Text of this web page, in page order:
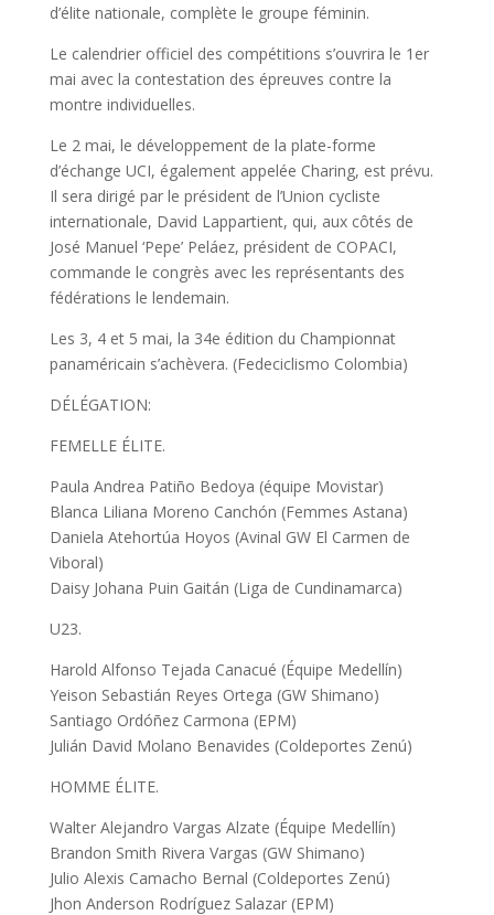
d’élite nationale, complète le groupe féminin.
Le calendrier officiel des compétitions s’ouvrira le 1er
mai avec la contestation des épreuves contre la
montre individuelles.
Le 2 mai, le développement de la plate-forme
d’échange UCI, également appelée Charing, est prévu.
Il sera dirigé par le président de l’Union cycliste
internationale, David Lappartient, qui, aux côtés de
José Manuel ‘Pepe’ Peláez, président de COPACI,
commande le congrès avec les représentants des
fédérations le lendemain.
Les 3, 4 et 5 mai, la 34e édition du Championnat
panaméricain s’achèvera. (Fedeciclismo Colombia)
DÉLÉGATION:
FEMELLE ÉLITE.
Paula Andrea Patiño Bedoya (équipe Movistar)
Blanca Liliana Moreno Canchón (Femmes Astana)
Daniela Atehortúa Hoyos (Avinal GW El Carmen de
Viboral)
Daisy Johana Puin Gaitán (Liga de Cundinamarca)
U23.
Harold Alfonso Tejada Canacué (Équipe Medellín)
Yeison Sebastián Reyes Ortega (GW Shimano)
Santiago Ordóñez Carmona (EPM)
Julián David Molano Benavides (Coldeportes Zenú)
HOMME ÉLITE.
Walter Alejandro Vargas Alzate (Équipe Medellín)
Brandon Smith Rivera Vargas (GW Shimano)
Julio Alexis Camacho Bernal (Coldeportes Zenú)
Jhon Anderson Rodríguez Salazar (EPM)